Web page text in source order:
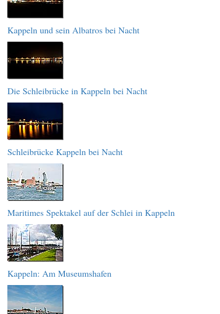
Kappeln und sein Albatros bei Nacht
Die Schleibrücke in Kappeln bei Nacht
Schleibrücke Kappeln bei Nacht
Maritimes Spektakel auf der Schlei in Kappeln
Kappeln: Am Museumshafen